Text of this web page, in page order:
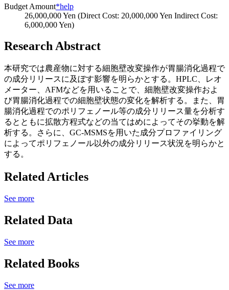
Budget Amount*help
26,000,000 Yen (Direct Cost: 20,000,000 Yen Indirect Cost:
6,000,000 Yen)
Research Abstract
本研究では農産物に対する細胞壁改変操作が胃腸消化過程で
の成分リリースに及ぼす影響を明らかとする。HPLC、レオ
メーター、AFMなどを用いることで、細胞壁改変操作およ
び胃腸消化過程での細胞壁状態の変化を解析する。また、胃
腸消化過程でのポリフェノール等の成分リリース量を分析す
るとともに拡散方程式などの当てはめによってその挙動を解
析する。さらに、GC-MSMSを用いた成分プロファイリング
によってポリフェノール以外の成分リリース状況を明らかと
する。
Related Articles
See more
Related Data
See more
Related Books
See more